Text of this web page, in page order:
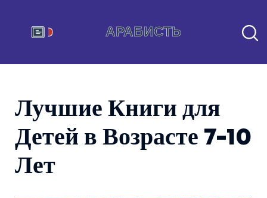
Лучшие Книги для
Детей в Возрасте 7-10
Лет